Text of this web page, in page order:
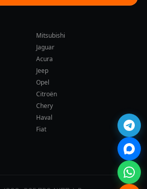
Mitsubishi
Jaguar
Acura
Jeep
Opel
Citroën
Chery
Haval
Fiat